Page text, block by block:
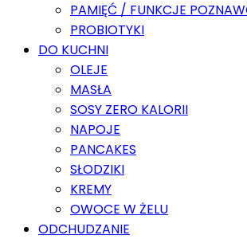
PAMIĘĆ / FUNKCJE
PROBIOTYKI
DO KUCHNI
OLEJE
MASŁA
SOSY ZERO KALORII
NAPOJE
PANCAKES
SŁODZIKI
KREMY
OWOCE W ŻELU
ODCHUDZANIE